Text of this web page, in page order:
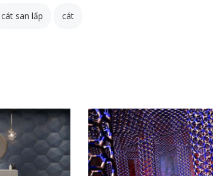
cát san lấp cát